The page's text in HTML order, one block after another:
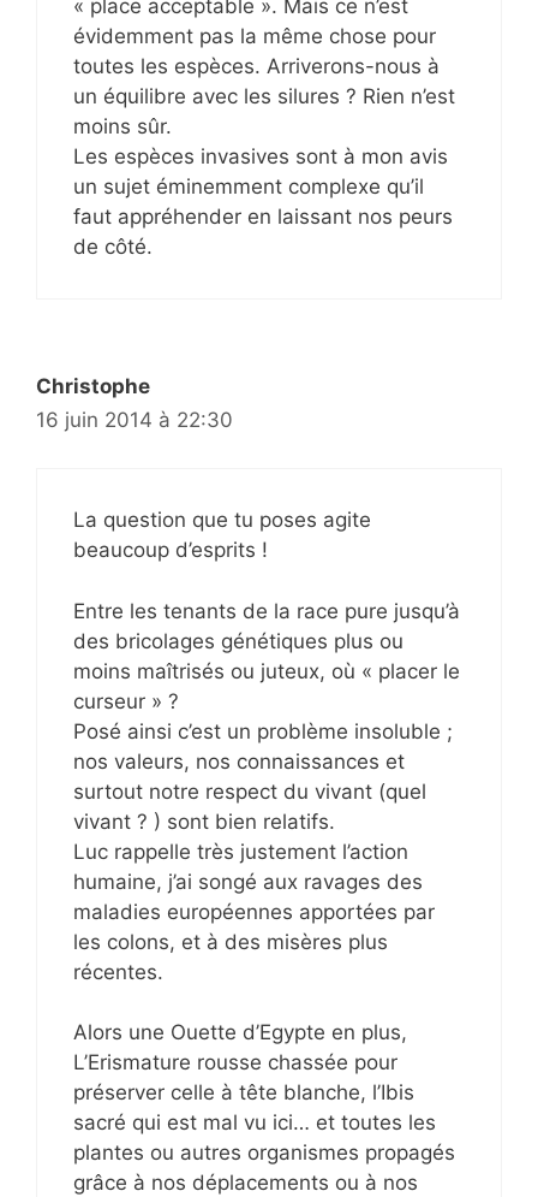
« place acceptable ». Mais ce n’est
évidemment pas la même chose pour
toutes les espèces. Arriverons-nous à
un équilibre avec les silures ? Rien n’est
moins sûr.
Les espèces invasives sont à mon avis
un sujet éminemment complexe qu’il
faut appréhender en laissant nos peurs
de côté.
Christophe
16 juin 2014 à 22:30
La question que tu poses agite
beaucoup d’esprits !
Entre les tenants de la race pure jusqu’à
des bricolages génétiques plus ou
moins maîtrisés ou juteux, où « placer le
curseur » ?
Posé ainsi c’est un problème insoluble ;
nos valeurs, nos connaissances et
surtout notre respect du vivant (quel
vivant ? ) sont bien relatifs.
Luc rappelle très justement l’action
humaine, j’ai songé aux ravages des
maladies européennes apportées par
les colons, et à des misères plus
récentes.
Alors une Ouette d’Egypte en plus,
L’Erismature rousse chassée pour
préserver celle à tête blanche, l’Ibis
sacré qui est mal vu ici… et toutes les
plantes ou autres organismes propagés
grâce à nos déplacements ou à nos